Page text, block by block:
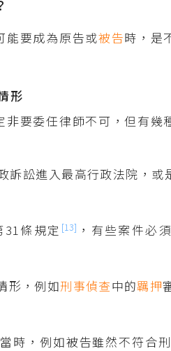
能要成為原告或被告時，是
形
要委任律師不可，但有幾
訴訟進入最高行政法院，或
條規定 [13] ，有些案件必
形，例如刑事偵查中的羈押
時，例如被告雖然不符合